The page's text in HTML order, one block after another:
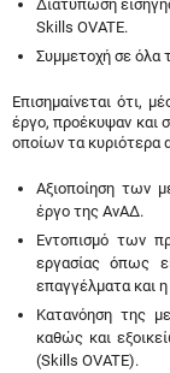
Διατύπωση
Skills OVATE.
Συμμετοχή σε όλα
Επισημαίνεται ότι,
έργο, προέκυψαν και
οποίων τα κυριότερα
Αξιοποίηση των
έργο της ΑνΑΔ.
Εντοπισμό των
εργασίας όπως
επαγγέλματα και
Κατανόηση της
καθώς και
(Skills OVATE).